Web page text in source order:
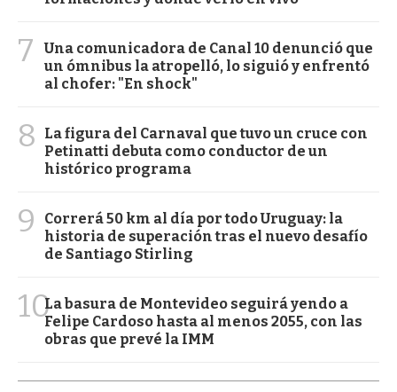
7
Una comunicadora de Canal 10 denunció que
un ómnibus la atropelló, lo siguió y enfrentó
al chofer: "En shock"
8
La figura del Carnaval que tuvo un cruce con
Petinatti debuta como conductor de un
histórico programa
9
Correrá 50 km al día por todo Uruguay: la
historia de superación tras el nuevo desafío
de Santiago Stirling
10La basura de Montevideo seguirá yendo a
Felipe Cardoso hasta al menos 2055, con las
obras que prevé la IMM